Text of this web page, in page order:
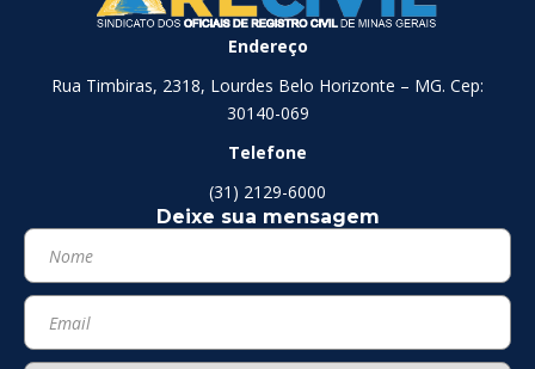
Endereço
Rua Timbiras, 2318, Lourdes Belo Horizonte – MG. Cep:
30140-069
Telefone
(31) 2129-6000
Deixe sua mensagem